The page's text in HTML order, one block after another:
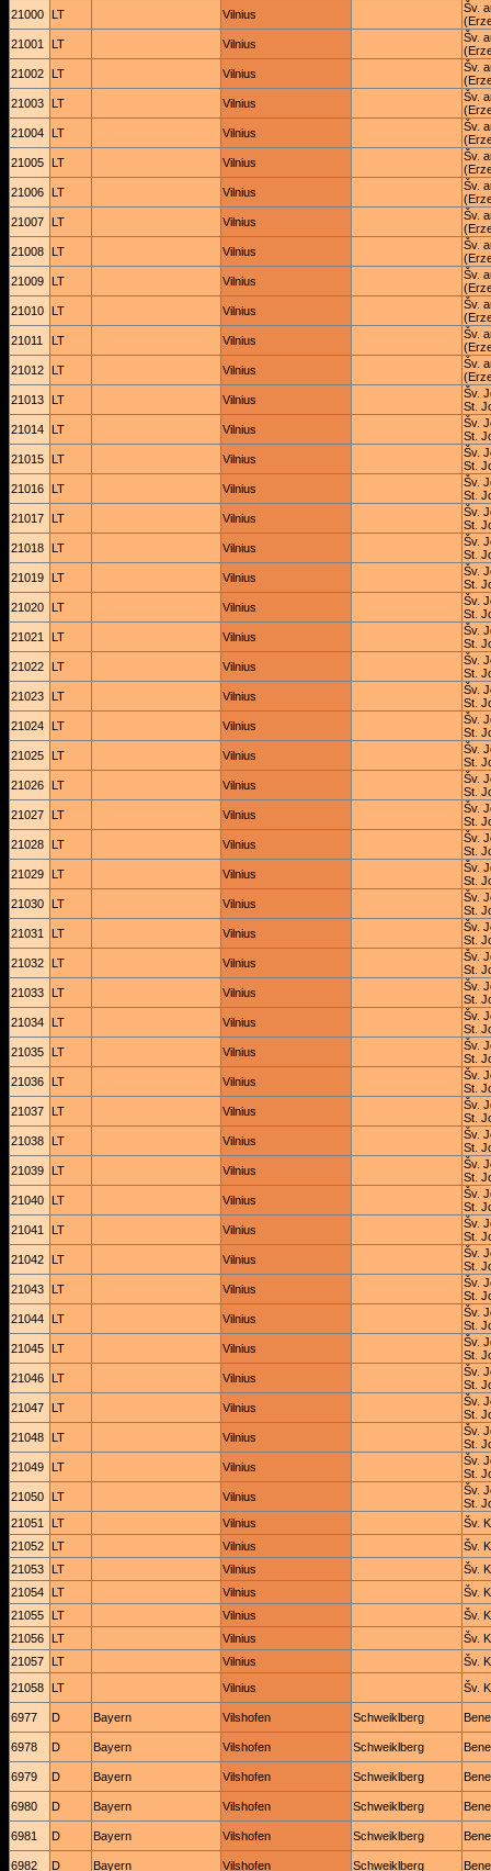
21000 LT Vilnius
Šv.
21001
LT Vilnius
Šv.
21002 LT Vilnius
Šv.
21003 LT Vilnius
Šv.
21004 LT Vilnius
Šv.
21005 LT Vilnius
Šv.
21006 LT Vilnius
Šv.
21007 LT Vilnius
Šv.
21008 LT Vilnius
Šv.
21009 LT Vilnius
Šv.
21010 LT Vilnius
Šv.
21011
LT Vilnius
Šv.
21012 LT Vilnius
Šv.
21013 LT Vilnius
Šv.
St.
21014 LT Vilnius
Šv.
St.
21015 LT Vilnius
Šv.
St.
21016 LT Vilnius
Šv.
St.
21017 LT Vilnius
Šv.
St.
21018 LT Vilnius
Šv.
St.
21019 LT Vilnius
Šv.
St.
21020 LT Vilnius
Šv.
St.
21021
LT Vilnius
Šv.
St.
21022 LT Vilnius
Šv.
St.
21023 LT Vilnius
Šv.
St.
21024 LT Vilnius
Šv.
St.
21025 LT Vilnius
Šv.
St.
21026 LT Vilnius
Šv.
St.
21027 LT Vilnius
Šv.
St.
21028 LT Vilnius
Šv.
St.
21029 LT Vilnius
Šv.
St.
21030 LT Vilnius
Šv.
St.
21031
LT Vilnius
Šv.
St.
21032 LT Vilnius
Šv.
St.
21033 LT Vilnius
Šv.
St.
21034 LT Vilnius
Šv.
St.
21035 LT Vilnius
Šv.
St.
21036 LT Vilnius
Šv.
St.
21037 LT Vilnius
Šv.
St.
21038 LT Vilnius
Šv.
St.
21039 LT Vilnius
Šv.
St.
21040 LT Vilnius
Šv.
St.
21041
LT Vilnius
Šv.
St.
21042 LT Vilnius
Šv.
St.
21043 LT Vilnius
Šv.
St.
21044 LT Vilnius
Šv.
St.
21045 LT Vilnius
Šv.
St.
21046 LT Vilnius
Šv.
St.
21047 LT Vilnius
Šv.
St.
21048 LT Vilnius
Šv.
St.
21049 LT Vilnius
Šv.
St.
21050 LT Vilnius
Šv.
St.
21051
LT Vilnius
Šv.
21052 LT Vilnius
Šv.
21053 LT Vilnius
Šv.
21054 LT Vilnius
Šv.
21055 LT Vilnius
Šv.
21056 LT Vilnius
Šv.
21057 LT Vilnius
Šv.
21058 LT Vilnius Šv.
6977 D Bayern Vilshofen Schweiklberg
6978 D Bayern Vilshofen Schweiklberg
6979 D Bayern Vilshofen Schweiklberg
6980 D Bayern Vilshofen Schweiklberg
6981 D Bayern Vilshofen Schweiklberg
6982 D Bayern Vilshofen Schweiklberg